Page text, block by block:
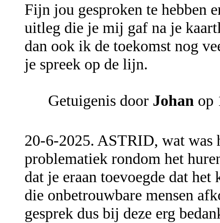
Fijn jou gesproken te hebben
uitleg die je mij gaf na je
dan ook ik de toekomst nog
je spreek op de lijn.
Getuigenis door Johan op
20-6-2025. ASTRID, wat was
problematiek rondom het
dat je eraan toevoegde dat
die onbetrouwbare mensen
gesprek dus bij deze erg